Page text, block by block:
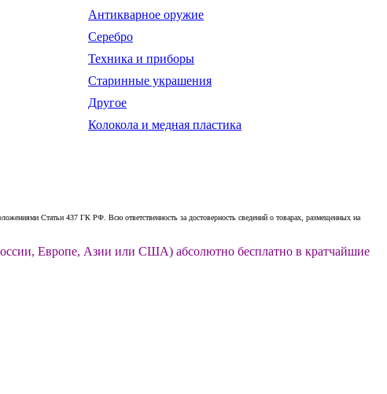
Антикварное оружие
Серебро
Техника и приборы
Старинные украшения
Другое
Колокола и медная пластика
Статьи 437 ГК РФ. Всю ответственность за достоверность сведений о товарах, размещенных на
Европе, Азии или США) абсолютно бесплатно в кратчайшие